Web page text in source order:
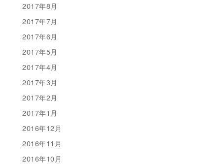
2017年8月
2017年7月
2017年6月
2017年5月
2017年4月
2017年3月
2017年2月
2017年1月
2016年12月
2016年11月
2016年10月